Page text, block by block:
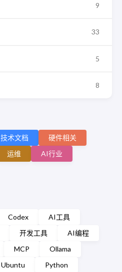
9
33
5
8
技术文档
硬件相关
运维
AI行业
Codex
AI工具
开发工具
AI编程
MCP
Ollama
Ubuntu Python